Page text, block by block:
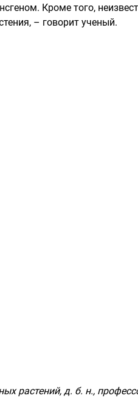
Кроме того,
– говорит ученый.
растений, д. б. н.,